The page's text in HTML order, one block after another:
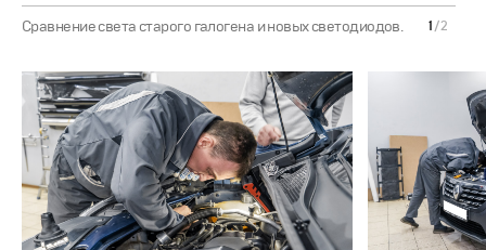
1/2
Сравнение света старого галогена и новых светодиодов.